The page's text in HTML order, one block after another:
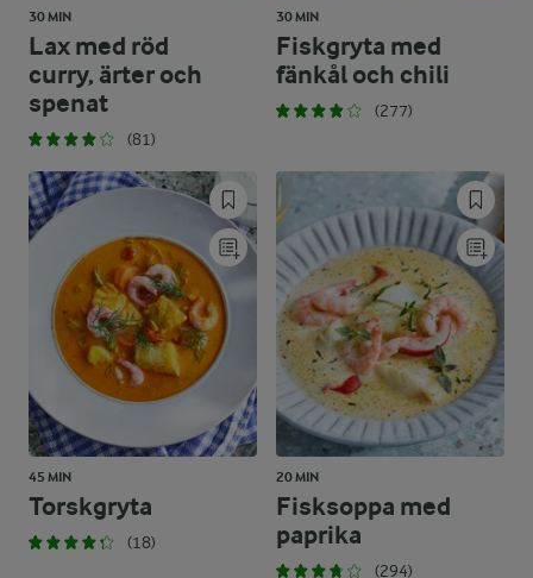
30 MIN
Lax med röd
curry, ärter och
spenat
(81)
30 MIN
Fiskgryta med
fänkål och chili
(277)
45 MIN
Torskgryta
(18)
20 MIN
Fisksoppa med
paprika
(294)